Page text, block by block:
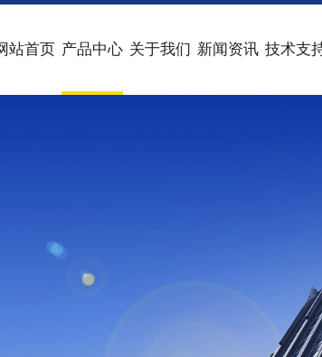
站首页 产品中心 关于我们 新闻资讯 技术支